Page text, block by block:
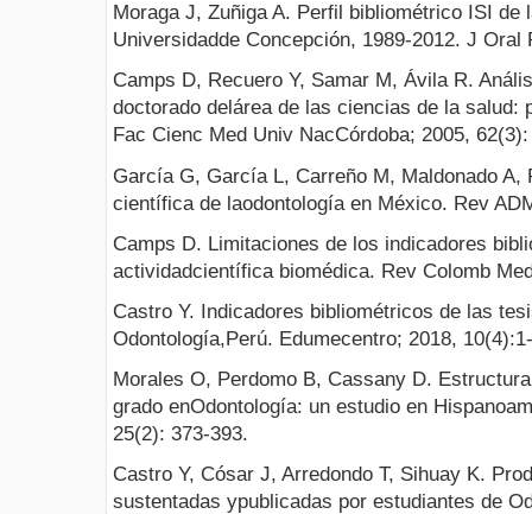
Moraga J, Zuñiga A. Perfil bibliométrico ISI de
Universidadde Concepción, 1989-2012. J Oral
Camps D, Recuero Y, Samar M, Ávila R.
doctorado delárea de las ciencias de la salud:
Fac Cienc Med Univ NacCórdoba; 2005,
García G, García L, Carreño M, Maldonado A,
científica de laodontología en México. Rev
Camps D. Limitaciones de los indicadores
actividadcientífica biomédica. Rev Colomb
Castro Y. Indicadores bibliométricos de las
Odontología,Perú. Edumecentro; 2018,
Morales O, Perdomo B, Cassany D.
grado enOdontología: un estudio en
25(2): 373-393.
Castro Y, Cósar J, Arredondo T, Sihuay K.
sustentadas ypublicadas por estudiantes de